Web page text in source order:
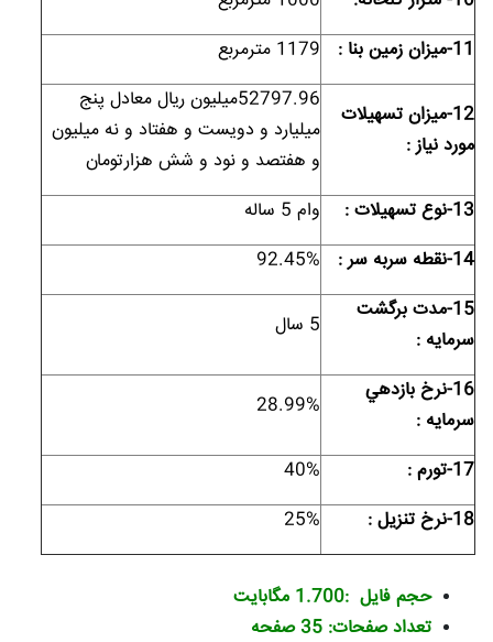
11-ميزان زمين بنا :
1179 مترمربع
12-ميزان تسهيلات
مورد نياز :
52797.96میلیون ریال معادل پنج
میلیارد و دویست و هفتاد و نه میلیون
و هفتصد و نود و شش هزارتومان
13-نوع تسهيلات :
وام 5 ساله
14-نقطه سربه سر :
92.45%
15-مدت برگشت
سرمايه :
5 سال
16-نرخ بازدهي
سرمايه :
28.99%
17-تورم :
40%
18-نرخ تنزیل :
25%
حجم فایل :1.700 مگابایت
تعداد صفحات: 35 صفحه